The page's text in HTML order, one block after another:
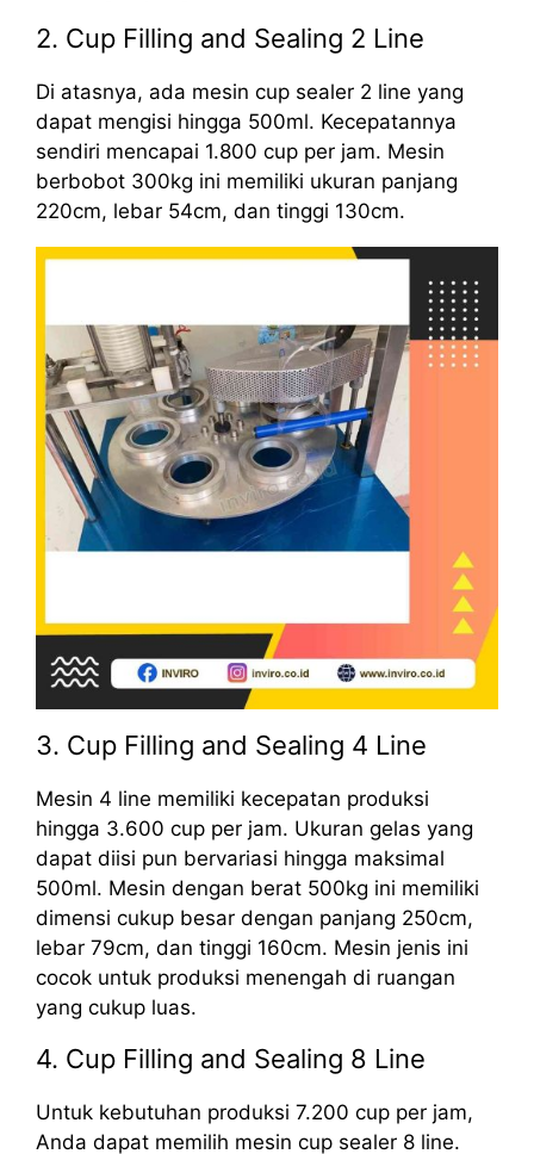
2. Cup Filling and Sealing 2 Line
Di atasnya, ada mesin cup sealer 2 line yang
dapat mengisi hingga 500ml. Kecepatannya
sendiri mencapai 1.800 cup per jam. Mesin
berbobot 300kg ini memiliki ukuran panjang
220cm, lebar 54cm, dan tinggi 130cm.
3. Cup Filling and Sealing 4 Line
Mesin 4 line memiliki kecepatan produksi
hingga 3.600 cup per jam. Ukuran gelas yang
dapat diisi pun bervariasi hingga maksimal
500ml. Mesin dengan berat 500kg ini memiliki
dimensi cukup besar dengan panjang 250cm,
lebar 79cm, dan tinggi 160cm. Mesin jenis ini
cocok untuk produksi menengah di ruangan
yang cukup luas.
4. Cup Filling and Sealing 8 Line
Untuk kebutuhan produksi 7.200 cup per jam,
Anda dapat memilih mesin cup sealer 8 line.